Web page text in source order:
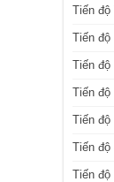
Tiến độ
Tiến độ
Tiến độ
Tiến độ
Tiến độ
Tiến độ
Tiến độ